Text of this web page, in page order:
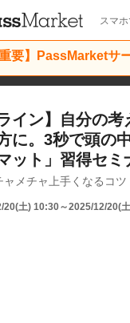
スマ
重要】PassMarketサ
イン】自分の
に。3秒で頭の
ット」習得セミ
ャメチャ上手くなるコツ
20(土) 10:30～2025/12/20(